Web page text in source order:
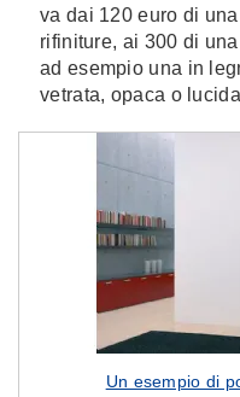
va dai 120 euro di
rifiniture, ai 300 di
ad esempio una in
vetrata, opaca o
Un esempio di